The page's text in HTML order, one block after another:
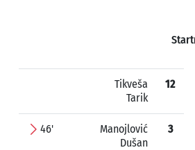
Tikveša
Tarik
12
46'
Manojlović
Dušan
3